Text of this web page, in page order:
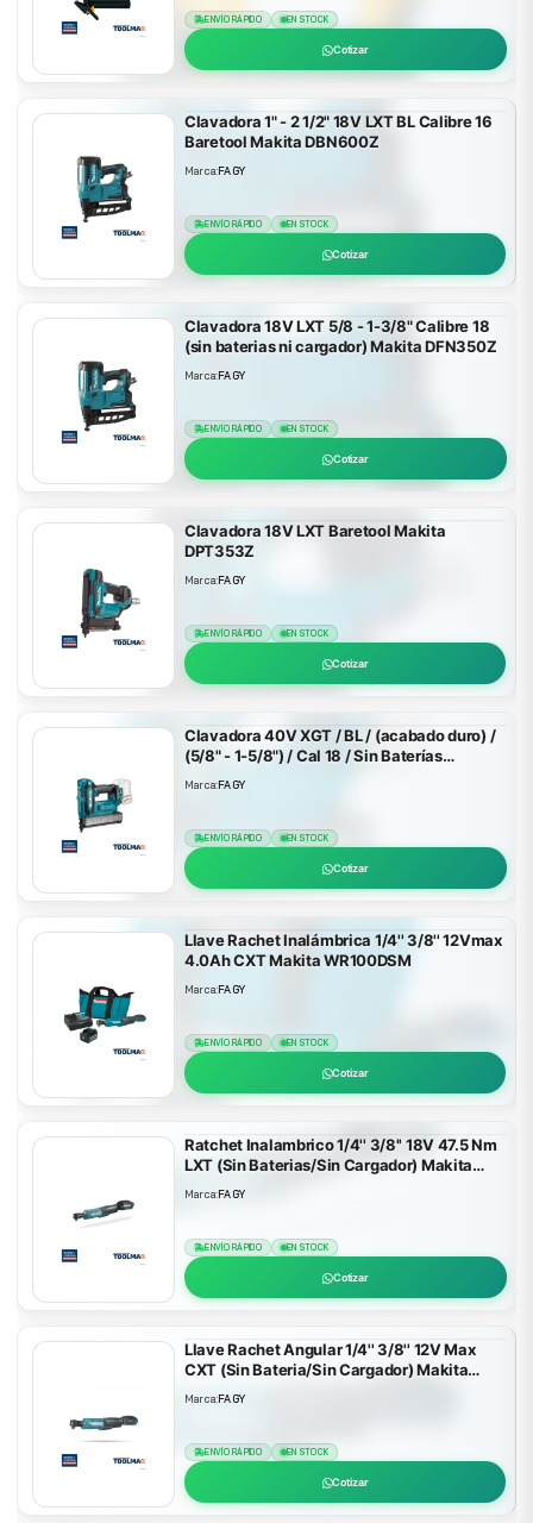
ENVÍO RÁPIDO EN STOCK
Cotizar
Clavadora 1" - 2 1/2" 18V LXT BL Calibre 16
Baretool Makita DBN600Z
Marca:FAGY
ENVÍO RÁPIDO EN STOCK
Cotizar
Clavadora 18V LXT 5/8 - 1-3/8" Calibre 18
(sin baterias ni cargador) Makita DFN350Z
Marca:FAGY
ENVÍO RÁPIDO EN STOCK
Cotizar
Clavadora 18V LXT Baretool Makita
DPT353Z
Marca:FAGY
ENVÍO RÁPIDO EN STOCK
Cotizar
Clavadora 40V XGT / BL / (acabado duro) /
(5/8" - 1-5/8") / Cal 18 / Sin Baterías
Marca:FAGY
ENVÍO RÁPIDO EN STOCK
Cotizar
Llave Rachet Inalámbrica 1/4'' 3/8'' 12Vmax
4.0Ah CXT Makita WR100DSM
Marca:FAGY
ENVÍO RÁPIDO EN STOCK
Cotizar
Ratchet Inalambrico 1/4'' 3/8'' 18V 47.5 Nm
LXT (Sin Baterias/Sin Cargador) Makita
Marca:FAGY
ENVÍO RÁPIDO EN STOCK
Cotizar
Llave Rachet Angular 1/4'' 3/8'' 12V Max
CXT (Sin Bateria/Sin Cargador) Makita
Marca:FAGY
ENVÍO RÁPIDO EN STOCK
Cotizar